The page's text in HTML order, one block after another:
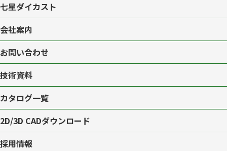
七星ダイカスト
会社案内
お問い合わせ
技術資料
カタログ一覧
2D/3D CADダウンロード
採用情報